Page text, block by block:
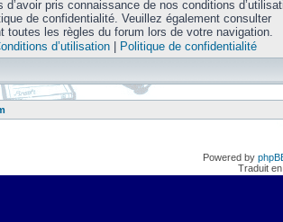
d’avoir pris connaissance de nos conditions
de confidentialité. Veuillez également consulter
toutes les règles du forum lors de votre navigation.
d’utilisation| Politique de confidentialité
Powered by
Traduit